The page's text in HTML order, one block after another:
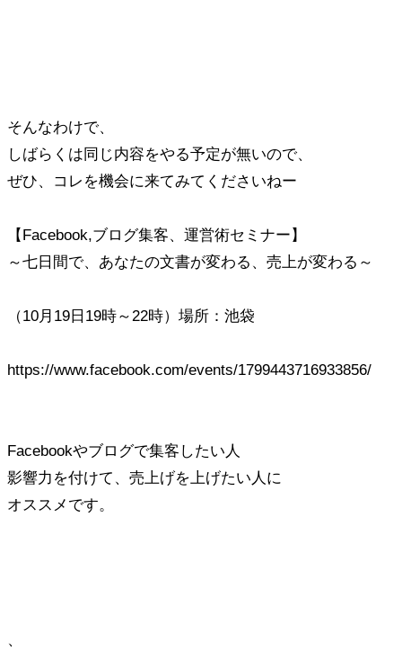
そんなわけで、
しばらくは同じ内容をやる予定が無いので、
ぜひ、コレを機会に来てみてくださいねー
【Facebook,ブログ集客、運営術セミナー】
～七日間で、あなたの文書が変わる、売上が変わる～
（10月19日19時～22時）場所：池袋
https://www.facebook.com/events/1799443716933856/
Facebookやブログで集客したい人
影響力を付けて、売上げを上げたい人に
オススメです。
、